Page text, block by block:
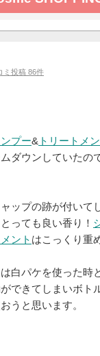
ミ投稿 86件
プー& トリートメ
ダウンしていたの
ップの跡が付いて
っても良い香り！
ント はこっくり重
白パケを使った時
できてしまいボト
うと思います。